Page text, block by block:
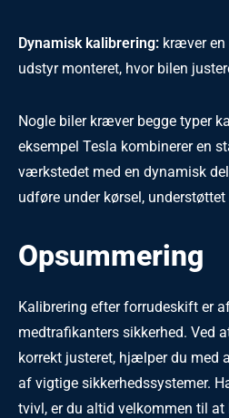
Dynamisk kalibrering: kræver
udstyr monteret, hvor bilen
Nogle biler kræver begge typer
eksempel Tesla kombinerer en
værkstedet med en dynamisk
udføre under kørsel,
Opsummering
Kalibrering efter forrudeskift er
medtrafikanters sikkerhed. Ved
korrekt justeret, hjælper du med
af vigtige sikkerhedssystemer.
tvivl, er du altid velkommen til at